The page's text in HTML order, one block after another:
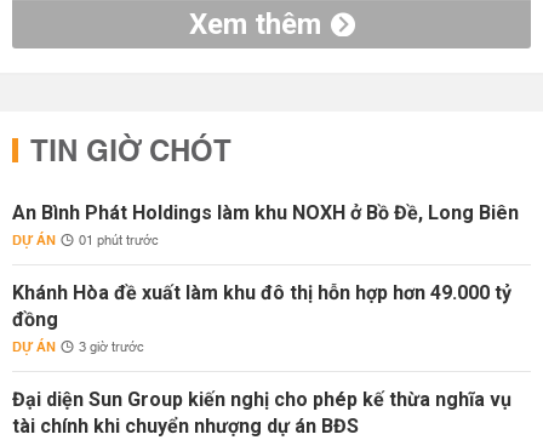
Xem thêm
TIN GIỜ CHÓT
An Bình Phát Holdings làm khu NOXH ở Bồ Đề, Long Biên
DỰ ÁN 01 phút trước
Khánh Hòa đề xuất làm khu đô thị hỗn hợp hơn 49.000 tỷ
đồng
DỰ ÁN 3 giờ trước
Đại diện Sun Group kiến nghị cho phép kế thừa nghĩa vụ
tài chính khi chuyển nhượng dự án BĐS